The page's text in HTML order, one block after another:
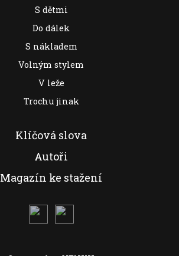
S dětmi
Do dálek
S nákladem
Volným stylem
V leže
Trochu jinak
Klíčová slova
Autoři
Magazín ke stažení